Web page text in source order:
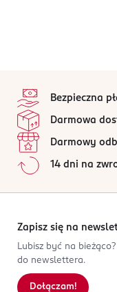
Bezpieczna
Darmowa
Darmowy
14 dni na
Zapisz się na
Lubisz być na
do newslettera.
Dołączam!